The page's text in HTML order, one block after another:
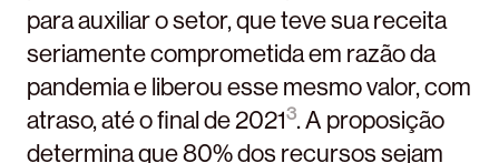
para auxiliar o setor, que teve sua receita
seriamente comprometida em razão da
pandemia e liberou esse mesmo valor, com
atraso, até o final de 20213. A proposição
determina que 80% dos recursos sejam